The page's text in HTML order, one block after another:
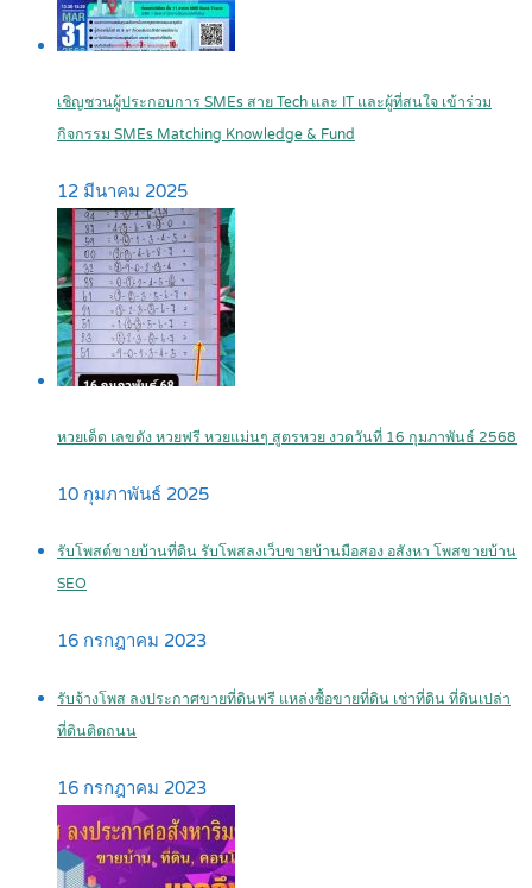
เชิญชวนผู้ประกอบการ SMEs สาย Tech และ IT และผู้ที่สนใจ เข้าร่วม
กิจกรรม SMEs Matching Knowledge & Fund
12 มีนาคม 2025
หวยเด็ด เลขดัง หวยฟรี หวยแม่นๆ สูตรหวย งวดวันที่ 16 กุมภาพันธ์ 2568
10 กุมภาพันธ์ 2025
รับโพสต์ขายบ้านที่ดิน รับโพสลงเว็บขายบ้านมือสอง อสังหา โพสขายบ้าน
SEO
16 กรกฎาคม 2023
รับจ้างโพส ลงประกาศขายที่ดินฟรี แหล่งซื้อขายที่ดิน เช่าที่ดิน ที่ดินเปล่า
ที่ดินติดถนน
16 กรกฎาคม 2023